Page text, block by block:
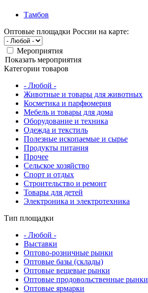
Тамбов
Оптовые площадки России на карте:
Мероприятия
Показать мероприятия
Категории товаров
- Любой -
Животные и товары для животных
Косметика и парфюмерия
Мебель и товары для дома
Оборудование и техника
Одежда и текстиль
Полезные ископаемые и сырье
Продукты питания
Прочее
Сельское хозяйство
Спорт и отдых
Строительство и ремонт
Товары для детей
Электроника и электротехника
Тип площадки
- Любой -
Выставки
Оптово-розничные рынки
Оптовые базы (склады)
Оптовые вещевые рынки
Оптовые продовольственные рынки
Оптовые ярмарки